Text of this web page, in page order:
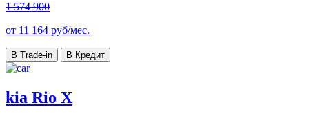
1 574 900
от 11 164 руб/мес.
В Trade-in В Кредит
kia Rio X